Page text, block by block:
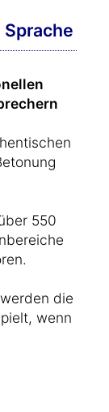
550
die
wenn